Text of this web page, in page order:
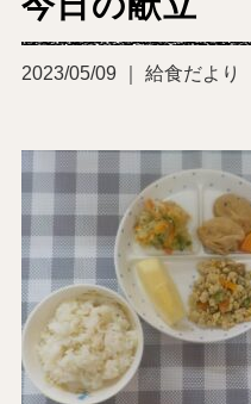
2023/05/09 ｜ 給食だより